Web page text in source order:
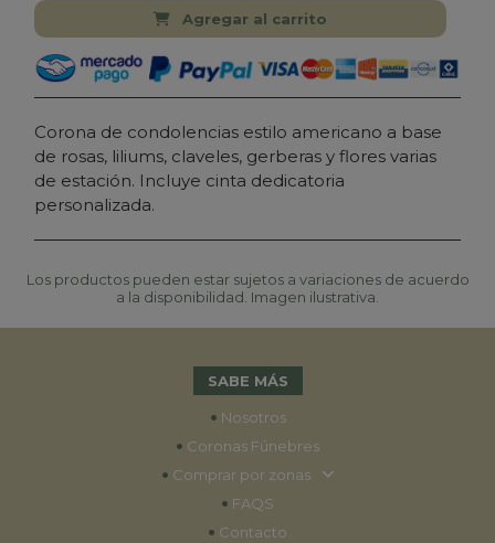
Agregar al carrito
Corona de condolencias estilo americano a base
de rosas, liliums, claveles, gerberas y flores varias
de estación. Incluye cinta dedicatoria
personalizada.
Los productos pueden estar sujetos a variaciones de acuerdo
a la disponibilidad. Imagen ilustrativa.
SABE MÁS
• Nosotros
• Coronas Fúnebres
• Comprar por zonas
• FAQS
• Contacto